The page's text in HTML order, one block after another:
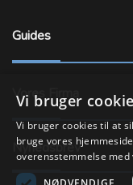
Guides
Vores Firma
Nyhedsbrev
Vi bruger
Vi bruger cookies til at
bruge vores
overensstemmelse